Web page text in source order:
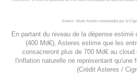
En partant du niveau de la dépense estimé
(400 Md€), Asteres estime que les
consacreront plus de 700 Md€ au
l'inflation naturelle ne représentant qu'une
(Crédit Asteres /